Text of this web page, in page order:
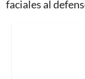
faciales al